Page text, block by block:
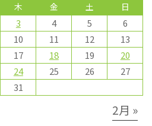
木 金 土 日
3 4 5
6
10 11 12
13
17 18 19
20
24 25 26
27
31
2月 »